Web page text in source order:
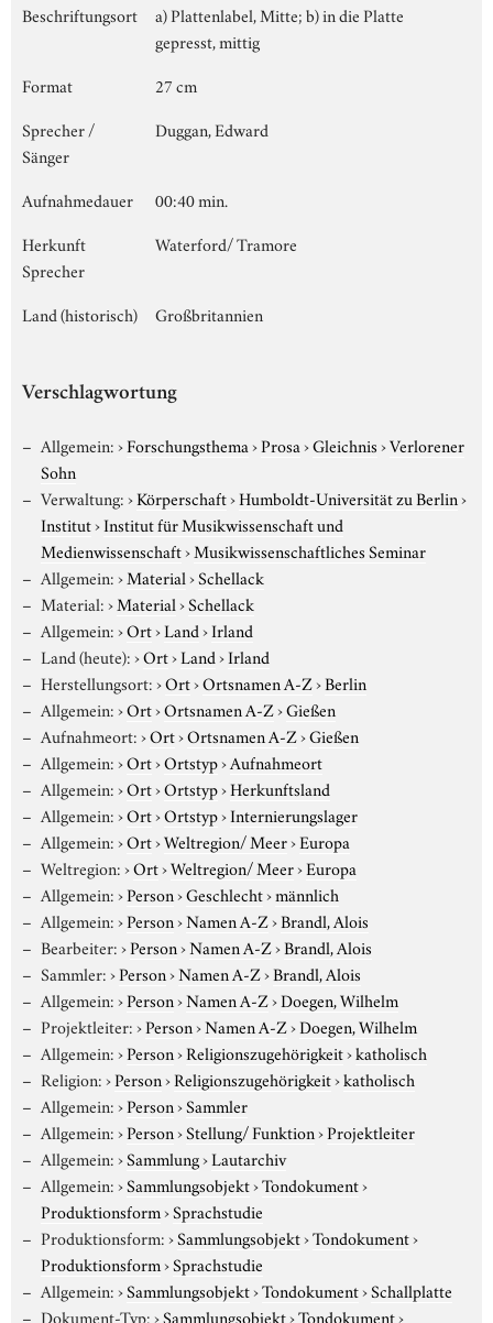
Beschriftungsort
a) Plattenlabel, Mitte; b) in die Platte
gepresst, mittig
Format
27 cm
Sprecher /
Sänger
Duggan, Edward
Aufnahmedauer
00:40 min.
Herkunft
Sprecher
Waterford/ Tramore
Land (historisch) Großbritannien
Verschlagwortung
Allgemein:›Forschungsthema›Prosa›Gleichnis›Verlorener
Sohn
Verwaltung:›Körperschaft›Humboldt-Universität zu Berlin›
Institut›Institut für Musikwissenschaft und
Medienwissenschaft›Musikwissenschaftliches Seminar
Allgemein:›Material›Schellack
Material:›Material›Schellack
Allgemein:›Ort›Land›Irland
Land (heute):›Ort›Land›Irland
Herstellungsort:›Ort›Ortsnamen A-Z›Berlin
Allgemein:›Ort›Ortsnamen A-Z›Gießen
Aufnahmeort:›Ort›Ortsnamen A-Z›Gießen
Allgemein:›Ort›Ortstyp›Aufnahmeort
Allgemein:›Ort›Ortstyp›Herkunftsland
Allgemein:›Ort›Ortstyp›Internierungslager
Allgemein:›Ort›Weltregion/ Meer›Europa
Weltregion:›Ort›Weltregion/ Meer›Europa
Allgemein:›Person›Geschlecht›männlich
Allgemein:›Person›Namen A-Z›Brandl, Alois
Bearbeiter:›Person›Namen A-Z›Brandl, Alois
Sammler:›Person›Namen A-Z›Brandl, Alois
Allgemein:›Person›Namen A-Z›Doegen, Wilhelm
Projektleiter:›Person›Namen A-Z›Doegen, Wilhelm
Allgemein:›Person›Religionszugehörigkeit›katholisch
Religion:›Person›Religionszugehörigkeit›katholisch
Allgemein:›Person›Sammler
Allgemein:›Person›Stellung/ Funktion›Projektleiter
Allgemein:›Sammlung›Lautarchiv
Allgemein:›Sammlungsobjekt›Tondokument›
Produktionsform›Sprachstudie
Produktionsform:›Sammlungsobjekt›Tondokument›
Produktionsform›Sprachstudie
Allgemein:›Sammlungsobjekt›Tondokument›Schallplatte
Dokument-Typ:›Sammlungsobjekt›Tondokument›